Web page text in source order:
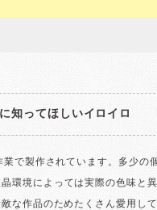
知ってほしいイロイロ
で製作されています。多少の
環境によっては実際の色味と
な作品のためたくさん愛用し